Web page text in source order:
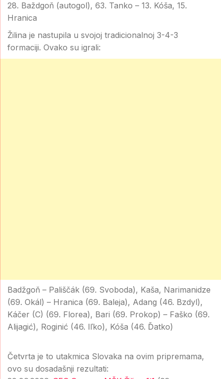
28. Baždgoň (autogol), 63. Tanko – 13. Kóša, 15.
Hranica
Žilina je nastupila u svojoj tradicionalnoj 3-4-3
formaciji. Ovako su igrali:
Badžgoň – Pališčák (69. Svoboda), Kaša, Narimanidze
(69. Okál) – Hranica (69. Baleja), Adang (46. Bzdyl),
Káčer (C) (69. Florea), Bari (69. Prokop) – Faško (69.
Alijagić), Roginić (46. Iľko), Kóša (46. Ďatko)
Četvrta je to utakmica Slovaka na ovim pripremama,
ovo su dosadašnji rezultati: